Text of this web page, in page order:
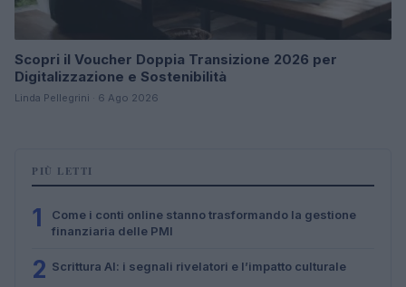
Scopri il Voucher Doppia Transizione 2026 per
Digitalizzazione e Sostenibilità
Linda Pellegrini · 6 Ago 2026
PIÙ LETTI
1
Come i conti online stanno trasformando la gestione
finanziaria delle PMI
2 Scrittura AI: i segnali rivelatori e l’impatto culturale